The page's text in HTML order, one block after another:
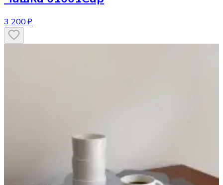
3 200 ₽